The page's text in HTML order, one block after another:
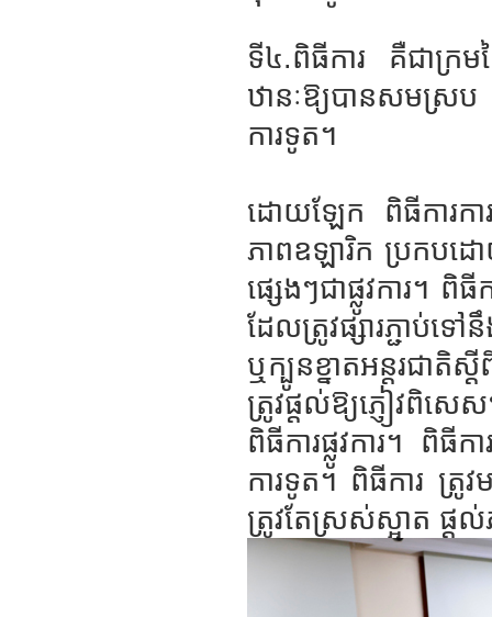
ទី៤.ពិធីការ គឺជាក្រ
ឋានៈឱ្យបានសមស្រប និ
ការទូត។
ដោយឡែក ពិធីការកា
ភាពឧឡារិក ប្រកបដ
ផ្សេងៗជាផ្លូវការ។
ដែលត្រូវផ្សារភ្ជាប់ទ
ឬក្បូនខ្នាតអន្តរជាតិ
ត្រូវផ្តល់ឱ្យភ្ញៀវពិស
ពិធីការផ្លូវការ។ ពិធី
ការទូត។ ពិធីការ ត្រូ
ត្រូវតែស្រស់ស្អាត ផ្ត